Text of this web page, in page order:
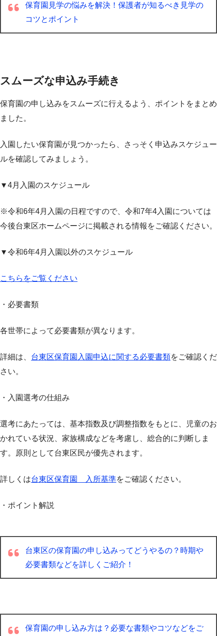
保育園見学の悩みを解決！保護者が知るべき見学の
コツとポイント
スムーズな申込み手続き
保育園の申し込みをスムーズに行えるよう、ポイントをまとめ
ました。
入園したい保育園が見つかったら、さっそく申込みスケジュー
ルを確認してみましょう。
▼4月入園のスケジュール
※令和6年4月入園の日程ですので、令和7年4入園については
今後台東区ホームページに掲載される情報をご確認ください。
▼令和6年4月入園以外のスケジュール
こちらをご覧ください
・必要書類
各世帯によって必要書類が異なります。
詳細は、 台東区保育園入園申込に関する必要書類をご確認くだ
さい。
・入園選考の仕組み
選考にあたっては、基本指数及び調整指数をもとに、児童のお
かれている状況、家族構成などを考慮し、総合的に判断しま
す。原則として台東区民が優先されます。
詳しくは台東区保育園 入所基準をご確認ください。
・ポイント解説
台東区の保育園の申し込みってどうやるの？時期や
必要書類などを詳しくご紹介！
保育園の申し込み方は？必要な書類やコツなどをご